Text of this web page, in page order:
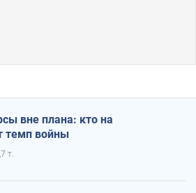
вне плана: кто на
темп войны
т.